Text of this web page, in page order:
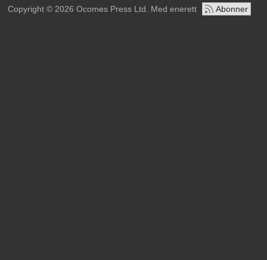
Copyright © 2026 Ocomes Press Ltd. Med enerett
Abonner